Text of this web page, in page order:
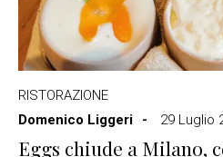
RISTORAZIONE
Domenico Liggeri
29 Luglio
Eggs chiude a Milano,